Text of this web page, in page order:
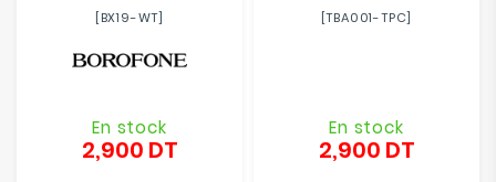
[BX19-WT]
En stock
2,900 DTPrix
[TBA001-TPC]
En stock
2,900 DTPrix